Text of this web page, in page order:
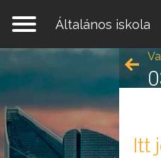
Általános iskola
Itt